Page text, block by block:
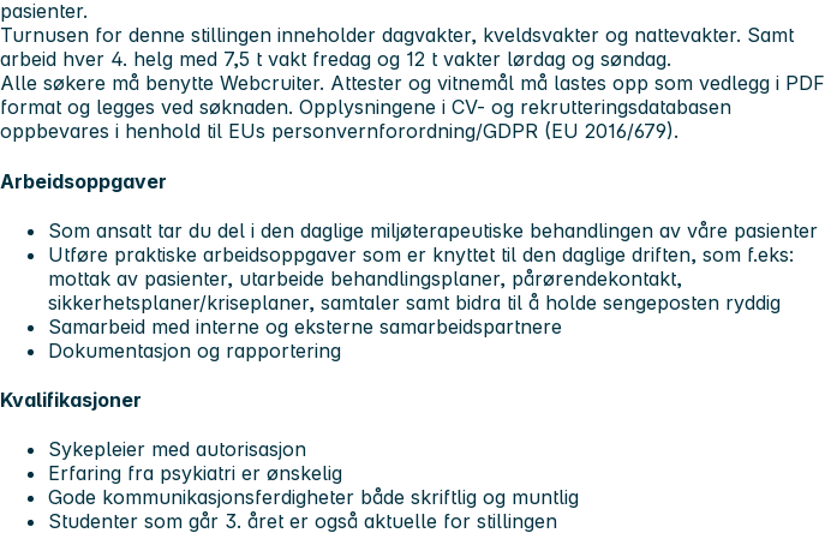
pasienter.
Turnusen for denne stillingen inneholder dagvakter, kveldsvakter og nattevakter. Samt
arbeid hver 4. helg med 7,5 t vakt fredag og 12 t vakter lørdag og søndag.
Alle søkere må benytte Webcruiter. Attester og vitnemål må lastes opp som vedlegg i PDF
format og legges ved søknaden. Opplysningene i CV- og rekrutteringsdatabasen
oppbevares i henhold til EUs personvernforordning/GDPR (EU 2016/679).
Arbeidsoppgaver
Som ansatt tar du del i den daglige miljøterapeutiske behandlingen av våre pasienter
Utføre praktiske arbeidsoppgaver som er knyttet til den daglige driften, som f.eks:
mottak av pasienter, utarbeide behandlingsplaner, pårørendekontakt,
sikkerhetsplaner/kriseplaner, samtaler samt bidra til å holde sengeposten ryddig
Samarbeid med interne og eksterne samarbeidspartnere
Dokumentasjon og rapportering
Kvalifikasjoner
Sykepleier med autorisasjon
Erfaring fra psykiatri er ønskelig
Gode kommunikasjonsferdigheter både skriftlig og muntlig
Studenter som går 3. året er også aktuelle for stillingen